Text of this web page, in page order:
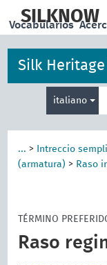
main
SILKNOW
Vocabularios
Silk
italiano
... > Intreccio
(armatura) > Raso
TÉRMINO
Raso